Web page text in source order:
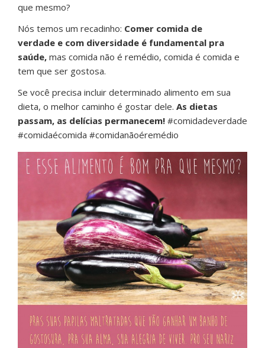
que mesmo?
Nós temos um recadinho: Comer comida de
verdade e com diversidade é fundamental pra
saúde, mas comida não é remédio, comida é comida e
tem que ser gostosa.
Se você precisa incluir determinado alimento em sua
dieta, o melhor caminho é gostar dele. As dietas
passam, as delícias permanecem! #comidadeverdade
#comidaécomida #comidanãoéremédio